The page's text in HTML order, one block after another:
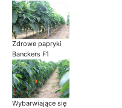
Zdrowe papryki
Banckers F1
Wybarwiające się